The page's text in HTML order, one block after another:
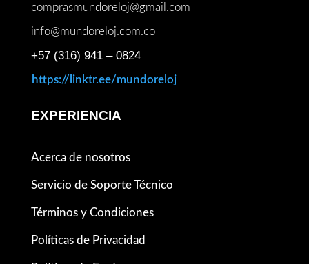
comprasmundoreloj@gmail.com
info@mundoreloj.com.co
+57 (316) 941 – 0824
https://linktr.ee/mundoreloj
EXPERIENCIA
Acerca de nosotros
Servicio de Soporte Técnico
Términos y Condiciones
Políticas de Privacidad